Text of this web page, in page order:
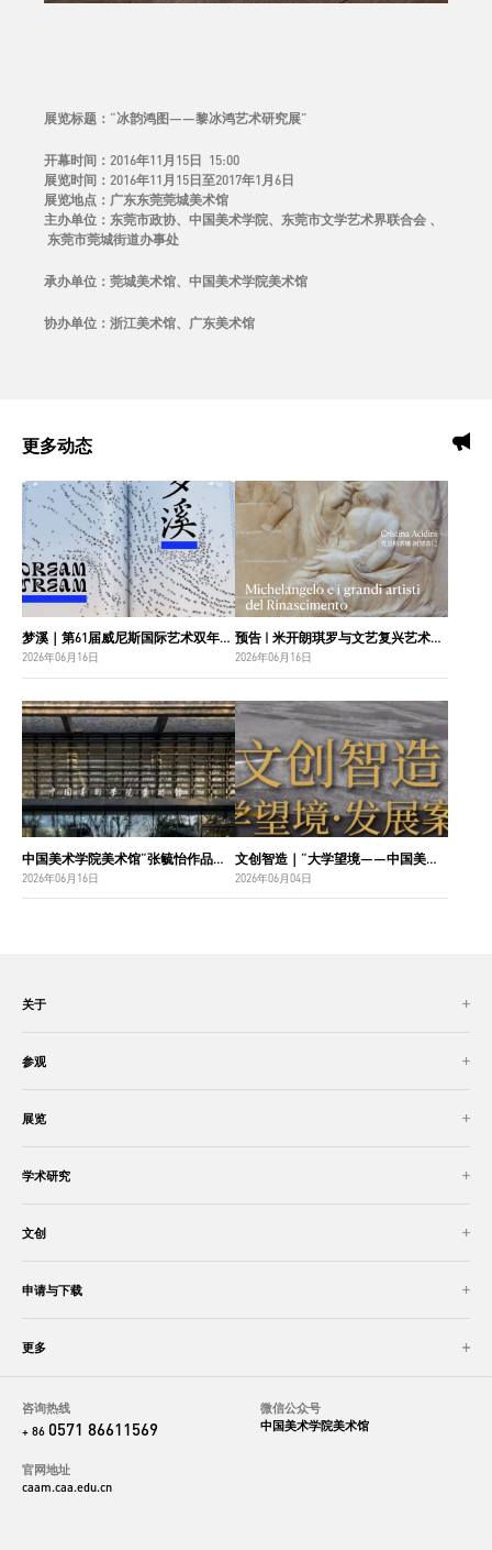
展览标题：“冰韵鸿图——黎冰鸿艺术研究展”
开幕时间：2016年11月15日 15:00
展览时间：2016年11月15日至2017年1月6日
展览地点：广东东莞莞城美术馆
主办单位：东莞市政协、中国美术学院、东莞市文学艺术界联合会 、
东莞市莞城街道办事处
承办单位：莞城美术馆、中国美术学院美术馆
协办单位：浙江美术馆、广东美术馆
更多动态
梦溪｜第61届威尼斯国际艺术双年展中国国家馆主视觉设计
2026年06月16日
预告 | 米开朗琪罗与文艺复兴艺术巨匠：佛罗伦萨博纳罗蒂之家珍藏
2026年06月16日
中国美术学院美术馆“张毓怡作品捐赠收藏项目”入选“2026年度国家美术作品收藏和捐赠奖励项目名单”
2026年06月16日
文创智造｜“大学望境——中国美术学院建设世界一流大学二十周年”特展导览
2026年06月04日
关于
参观
展览
学术研究
文创
申请与下载
更多
咨询热线
+ 86 0571 86611569
官网地址
caam.caa.edu.cn
微信公众号
中国美术学院美术馆